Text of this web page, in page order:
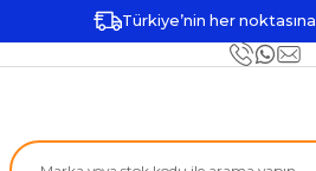
Türkiye’nin her noktasına